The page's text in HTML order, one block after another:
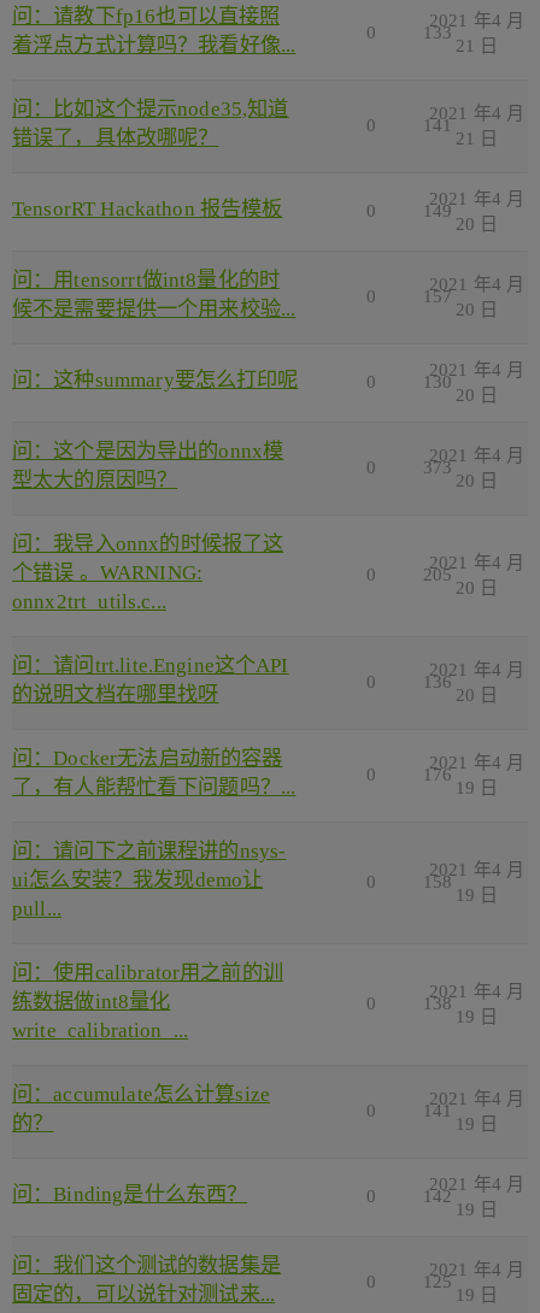
问：请教下fp16也可以直接照
着浮点方式计算吗？我看好像...
0 133
2021 年4 月
21 日
问：比如这个提示node35,知道
错误了，具体改哪呢？
0 141
2021 年4 月
21 日
TensorRT Hackathon 报告模板 0 149
2021 年4 月
20 日
问：用tensorrt做int8量化的时
候不是需要提供一个用来校验...
0 157
2021 年4 月
20 日
问：这种summary要怎么打印呢 0 130
2021 年4 月
20 日
问：这个是因为导出的onnx模
型太大的原因吗？
0 373
2021 年4 月
20 日
问：我导入onnx的时候报了这
个错误 。WARNING:
onnx2trt_utils.c...
0 205
2021 年4 月
20 日
问：请问trt.lite.Engine这个API
的说明文档在哪里找呀
0 136
2021 年4 月
20 日
问：Docker无法启动新的容器
了，有人能帮忙看下问题吗？...
0 176
2021 年4 月
19 日
问：请问下之前课程讲的nsys-
ui怎么安装？我发现demo让
pull...
0 158
2021 年4 月
19 日
问：使用calibrator用之前的训
练数据做int8量化
write_calibration_...
0 138
2021 年4 月
19 日
问：accumulate怎么计算size
的？
0 141
2021 年4 月
19 日
问：Binding是什么东西？ 0 142
2021 年4 月
19 日
问：我们这个测试的数据集是
固定的，可以说针对测试来...
0 125
2021 年4 月
19 日